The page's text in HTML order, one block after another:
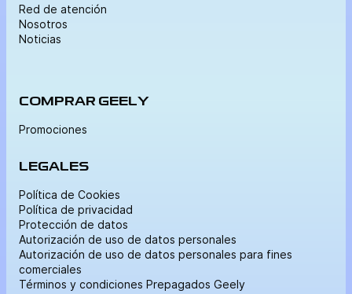
Red de atención
Nosotros
Noticias
COMPRAR GEELY
Promociones
LEGALES
Política de Cookies
Política de privacidad
Protección de datos
Autorización de uso de datos personales
Autorización de uso de datos personales para fines
comerciales
Términos y condiciones Prepagados Geely